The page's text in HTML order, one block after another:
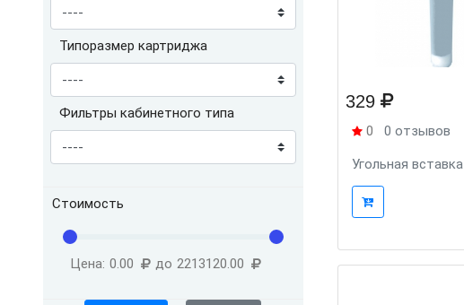
Типоразмер картриджа
Фильтры кабинетного типа
Стоимость
Цена: 0.00 до 2213120.00
329
0 0 отзывов
Угольная вставка